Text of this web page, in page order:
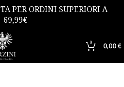
0 0,00€
PER ORDINI SUPERIORI A
69,99€